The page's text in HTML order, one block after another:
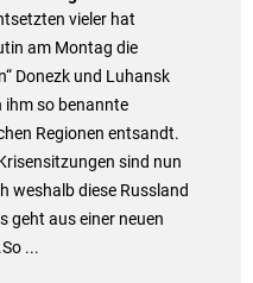
vieler hat
am Montag die
Donezk und Luhansk
so benannte
Regionen entsandt.
sind nun
weshalb diese Russland
geht aus einer neuen
...